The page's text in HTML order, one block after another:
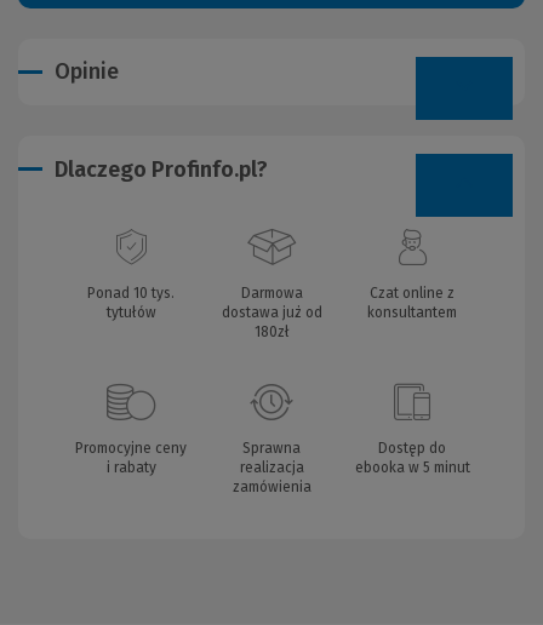
Opinie
Dlaczego Profinfo.pl?
Ponad 10 tys.
tytułów
Darmowa
dostawa już od
180zł
Czat online z
konsultantem
Promocyjne ceny
i rabaty
Sprawna
realizacja
zamówienia
Dostęp do
ebooka w 5 minut